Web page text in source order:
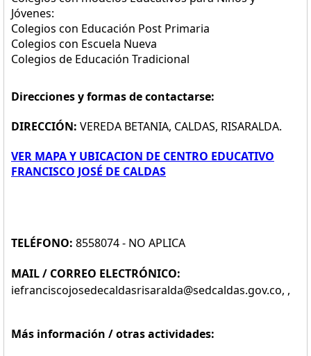
Jóvenes:
Colegios con Educación Post Primaria
Colegios con Escuela Nueva
Colegios de Educación Tradicional
Direcciones y formas de contactarse:
DIRECCIÓN: VEREDA BETANIA, CALDAS, RISARALDA.
VER MAPA Y UBICACION DE CENTRO EDUCATIVO
FRANCISCO JOSÉ DE CALDAS
TELÉFONO: 8558074 - NO APLICA
MAIL / CORREO ELECTRÓNICO:
iefranciscojosedecaldasrisaralda@sedcaldas.gov.co, ,
Más información / otras actividades: